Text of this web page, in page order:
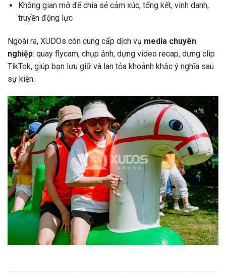
Không gian mở để chia sẻ cảm xúc, tổng kết, vinh danh,
truyền động lực
Ngoài ra, XUDOs còn cung cấp dịch vụ media chuyên
nghiệp: quay flycam, chụp ảnh, dựng video recap, dựng clip
TikTok, giúp bạn lưu giữ và lan tỏa khoảnh khắc ý nghĩa sau
sự kiện.